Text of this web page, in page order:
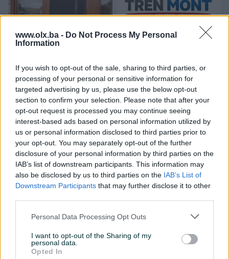
www.olx.ba - Do Not Process My Personal
Information
If you wish to opt-out of the sale, sharing to third parties, or
processing of your personal or sensitive information for
targeted advertising by us, please use the below opt-out
section to confirm your selection. Please note that after your
opt-out request is processed you may continue seeing
interest-based ads based on personal information utilized by
us or personal information disclosed to third parties prior to
your opt-out. You may separately opt-out of the further
disclosure of your personal information by third parties on the
IAB’s list of downstream participants. This information may
also be disclosed by us to third parties on the IAB’s List of
Downstream Participants that may further disclose it to other
Personal Data Processing Opt Outs
I want to opt-out of the Sharing of my
personal data.
Opted In
Komarnici
Novo
20 KM
komarnik, fixni komarnici,
pvc prozor
Na upit
zavjese, ogradice, rolo
80 KM
prije 2 sata